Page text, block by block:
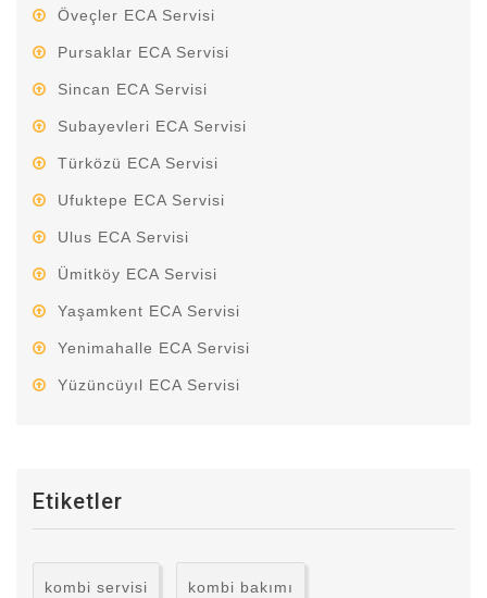
Öveçler ECA Servisi
Pursaklar ECA Servisi
Sincan ECA Servisi
Subayevleri ECA Servisi
Türközü ECA Servisi
Ufuktepe ECA Servisi
Ulus ECA Servisi
Ümitköy ECA Servisi
Yaşamkent ECA Servisi
Yenimahalle ECA Servisi
Yüzüncüyıl ECA Servisi
Etiketler
kombi servisi kombi bakımı